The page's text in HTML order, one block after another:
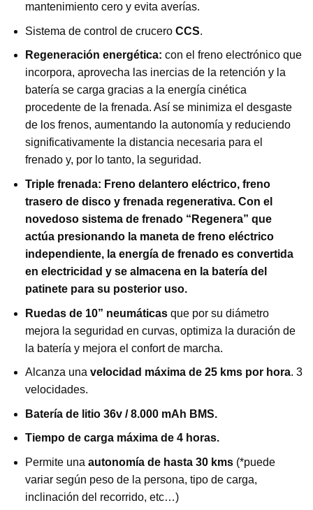
mantenimiento cero y evita averías.
Sistema de control de crucero CCS.
Regeneración energética: con el freno electrónico que
incorpora, aprovecha las inercias de la retención y la
batería se carga gracias a la energía cinética
procedente de la frenada. Así se minimiza el desgaste
de los frenos, aumentando la autonomía y reduciendo
significativamente la distancia necesaria para el
frenado y, por lo tanto, la seguridad.
Triple frenada: Freno delantero eléctrico, freno
trasero de disco y frenada regenerativa. Con el
novedoso sistema de frenado “Regenera” que
actúa presionando la maneta de freno eléctrico
independiente, la energía de frenado es convertida
en electricidad y se almacena en la batería del
patinete para su posterior uso.
Ruedas de 10” neumáticasque por su diámetro
mejora la seguridad en curvas, optimiza la duración de
la batería y mejora el confort de marcha.
Alcanza una velocidad máxima de 25 kms por hora. 3
velocidades.
Batería de litio 36v / 8.000 mAh BMS.
Tiempo de carga máxima de 4 horas.
Permite una autonomía de hasta 30 kms(*puede
variar según peso de la persona, tipo de carga,
inclinación del recorrido, etc…)